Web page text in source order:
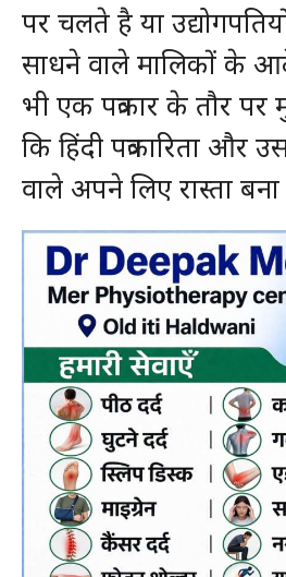
पर चलते है या
साधने वाले मालिकों के
भी एक पत्रकार के तौर पर
कि हिंदी पत्रकारिता और
वाले अपने लिए रास्ता